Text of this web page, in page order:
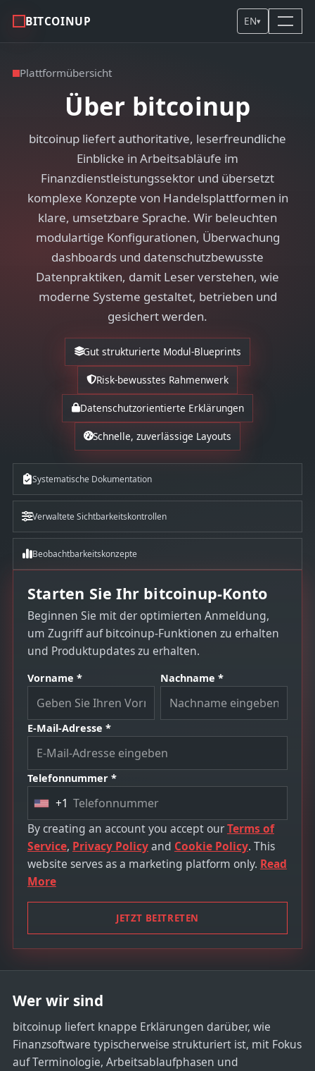
BITCOINUP EN▾
Plattformübersicht
Über bitcoinup
bitcoinup liefert authoritative, leserfreundliche
Einblicke in Arbeitsabläufe im
Finanzdienstleistungssektor und übersetzt
komplexe Konzepte von Handelsplattformen in
klare, umsetzbare Sprache. Wir beleuchten
modulartige Konfigurationen, Überwachung
dashboards und datenschutzbewusste
Datenpraktiken, damit Leser verstehen, wie
moderne Systeme gestaltet, betrieben und
gesichert werden.
Gut strukturierte Modul-Blueprints
Risk-bewusstes Rahmenwerk
Datenschutzorientierte Erklärungen
Schnelle, zuverlässige Layouts
Systematische Dokumentation
Verwaltete Sichtbarkeitskontrollen
Beobachtbarkeitskonzepte
Starten Sie Ihr bitcoinup-Konto
Beginnen Sie mit der optimierten Anmeldung,
um Zugriff auf bitcoinup-Funktionen zu erhalten
und Produktupdates zu erhalten.
Vorname * Nachname *
E-Mail-Adresse *
Telefonnummer *
U
n
i
t
e
t
a
t
s
+1
By creating an account you accept ourTerms of
Service, Privacy Policyand Cookie Policy. This
website serves as a marketing platform only. Read
More
JETZT BEITRETEN
Wer wir sind
bitcoinup liefert knappe Erklärungen darüber, wie
Finanzsoftware typischerweise strukturiert ist, mit Fokus
auf Terminologie, Arbeitsablaufphasen und